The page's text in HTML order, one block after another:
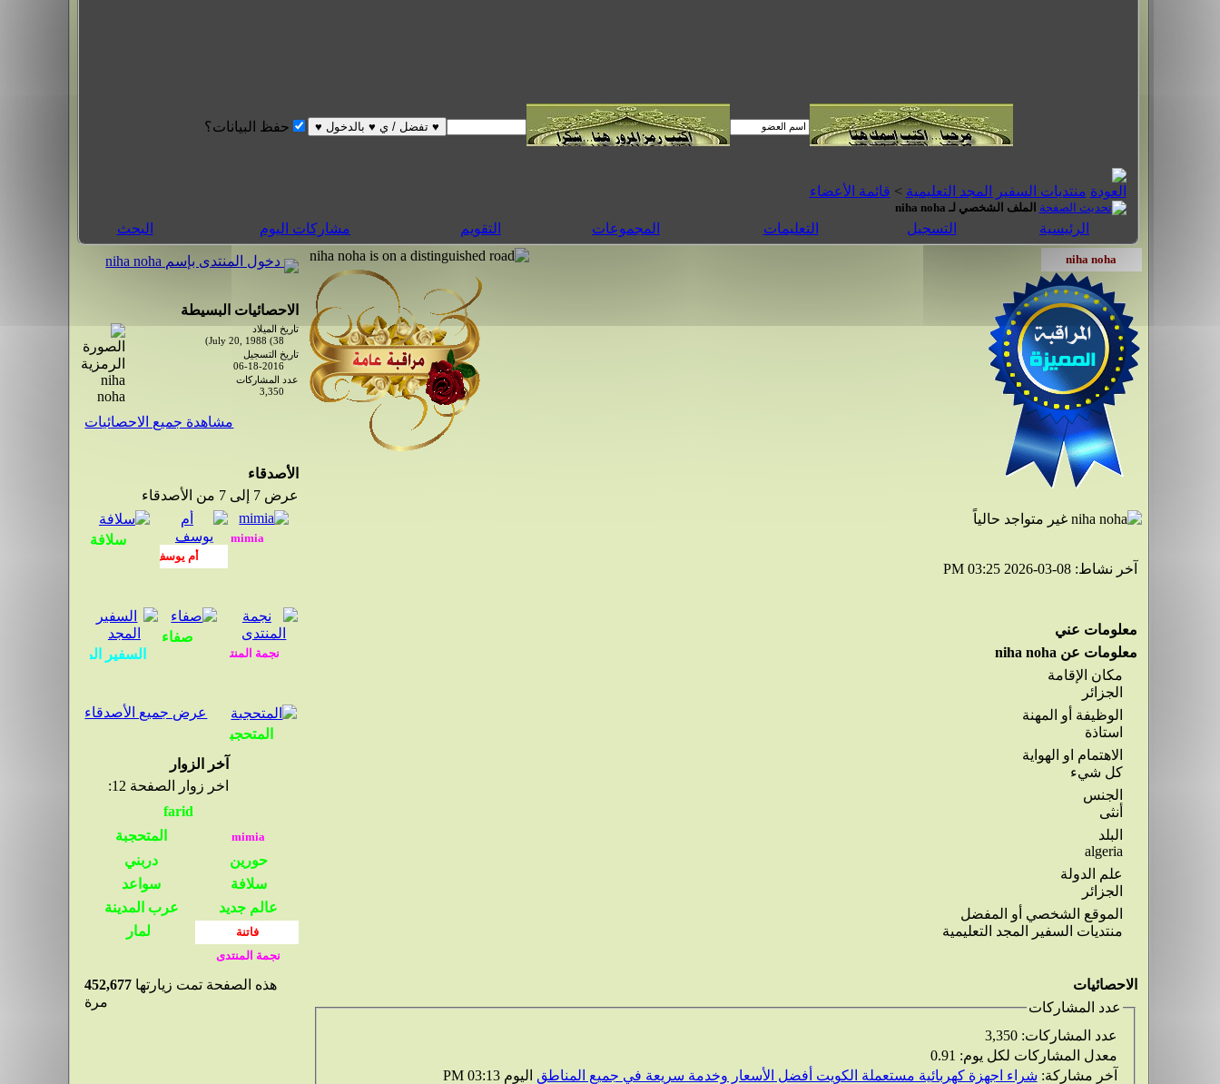
حفظ البيانات؟
منتديات السفير المجد التعليمية > قائمة الأعضاء
الملف الشخصي لـ niha noha
الرئيسية التسجيل التعليمات المجموعات التقويم مشاركات اليوم البحث
آخر نشاط: 08-03-2026
03:25 PM
معلومات عني
معلومات عن niha noha
مكان الإقامة
الجزائر
الوظيفة أو المهنة
استاذة
الاهتمام او الهواية
كل شيء
الجنس
أنثى
البلد
algeria
علم الدولة
الجزائر
الموقع الشخصي أو المفضل
منتديات السفير المجد التعليمية
الاحصائيات
عدد المشاركات
عدد المشاركات: 3,350
معدل المشاركات لكل يوم:
آخر مشاركة: شراء اجهزة كهربائية مستعملة الكويت أفضل الأسعار وخدمة سريعة في جميع المناطق اليوم03:13 PM
دخول المنتدى بإسم niha noha
الاحصائيات البسيطة
تاريخ الميلاد
July 20, 1988 (38)
تاريخ التسجيل
06-18-2016
عدد المشاركات
3,350
مشاهدة جميع الاحصائيات
الأصدقاء
عرض 7 إلى 7 من الأصدقاء
عرض جميع الأصدقاء
آخر الزوار
اخر زوار الصفحة 12:
هذه الصفحة تمت زيارتها 452,677
مرة